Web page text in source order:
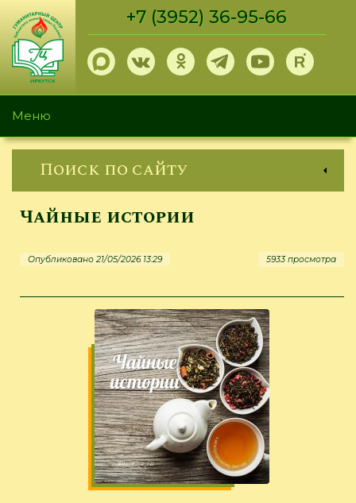
Перейти
основному
содержанию
+7 (3952) 36-95-66
Меню
Поиск по сайту
Чайные истории
Опубликовано 21/05/2026 13:29 5933 просмотра